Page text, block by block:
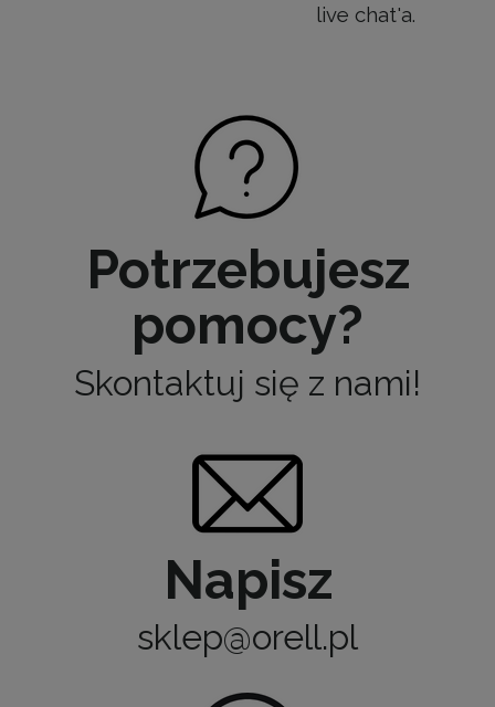
live chat'a.
Potrzebujesz
pomocy?
Skontaktuj się z nami!
Napisz
sklep@orell.pl